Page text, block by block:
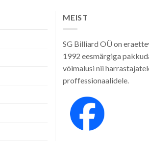
MEIST
SG Billiard OÜ on
1992 eesmärgiga
võimalusi nii
proffessionaalidele.